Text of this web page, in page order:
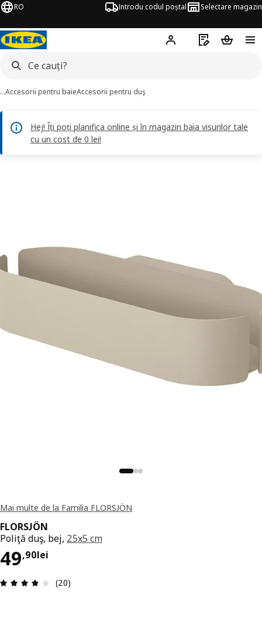
RO Introdu codul poștal Selectare magazin
Hej! Autentifică-te
Listă deCoșul de
…Accesorii pentru baieAccesorii pentru duş
Hej! Îți poți planifica online și în magazin baia visurilor tale
cu un cost de 0 lei!
Mai multe de la Familia FLORSJÖN
FLORSJÖN
Poliţă duş, bej, 25x5 cm
49,90lei
Preț 49,90lei
Prezentare generală: 3.8 din 5 stele Total
(20)